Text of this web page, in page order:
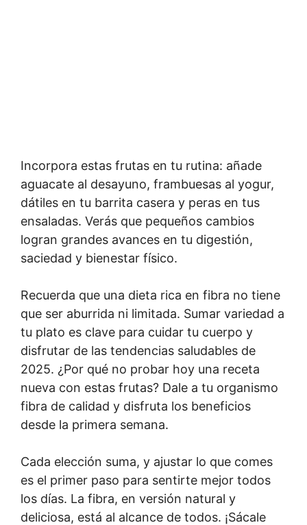
Incorpora estas frutas en tu rutina: añade
aguacate al desayuno, frambuesas al yogur,
dátiles en tu barrita casera y peras en tus
ensaladas. Verás que pequeños cambios
logran grandes avances en tu digestión,
saciedad y bienestar físico.
Recuerda que una dieta rica en fibra no tiene
que ser aburrida ni limitada. Sumar variedad a
tu plato es clave para cuidar tu cuerpo y
disfrutar de las tendencias saludables de
2025. ¿Por qué no probar hoy una receta
nueva con estas frutas? Dale a tu organismo
fibra de calidad y disfruta los beneficios
desde la primera semana.
Cada elección suma, y ajustar lo que comes
es el primer paso para sentirte mejor todos
los días. La fibra, en versión natural y
deliciosa, está al alcance de todos. ¡Sácale